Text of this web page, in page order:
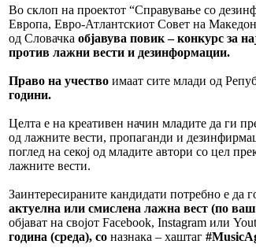
Во склоп на проектот “Справување со
Европа, Евро-Атлантскиот Совет на
од Словачка објавува повик – конкурс за
против лажни вести и дезинформации.
Право на учество имаат сите млади од
години.
Целта е на креативен начин младите да ги
од лажните вести, пропаганди и
поглед на секој од младите автори со цел
лажните вести.
Заинтересираните кандидати потребно е да
актуелна или смислена лажна вест (по
објават на својот Fаcebook, Instagram или
година (среда), со назнака – хаштаг